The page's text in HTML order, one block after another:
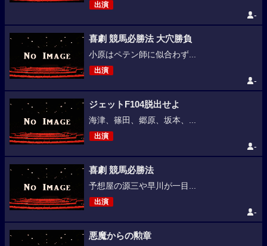
出演
-
喜劇 競馬必勝法 大穴勝負
小原はペテン師に似合わず...
出演
-
ジェットF104脱出せよ
海津、篠田、郷原、坂本、...
出演
-
喜劇 競馬必勝法
予想屋の源三や早川が一目...
出演
-
悪魔からの勲章